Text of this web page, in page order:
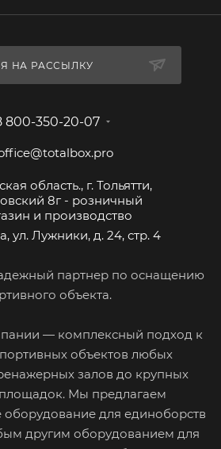
НА РАССЫЛКУ
800-350-20-07
область., г. Тольятти,
8г - розничный
и производство
ул. Лужники, д. 24, стр. 4
партнер по оснащению
объекта.
— комплексный подход к
объектов любых
залов до крупных
Мы предлагаем
для единоборств
другим оборудованием для